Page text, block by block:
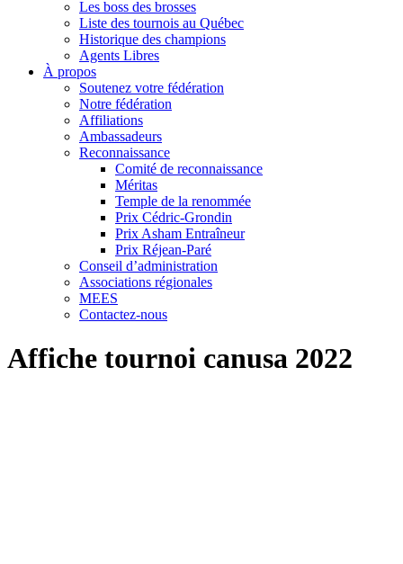
Les boss des brosses
Liste des tournois au Québec
Historique des champions
Agents Libres
À propos
Soutenez votre fédération
Notre fédération
Affiliations
Ambassadeurs
Reconnaissance
Comité de reconnaissance
Méritas
Temple de la renommée
Prix Cédric-Grondin
Prix Asham Entraîneur
Prix Réjean-Paré
Conseil d’administration
Associations régionales
MEES
Contactez-nous
Affiche tournoi canusa 2022